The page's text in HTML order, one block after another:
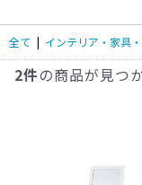
全て | インテリア・家具
2件の商品が見つ